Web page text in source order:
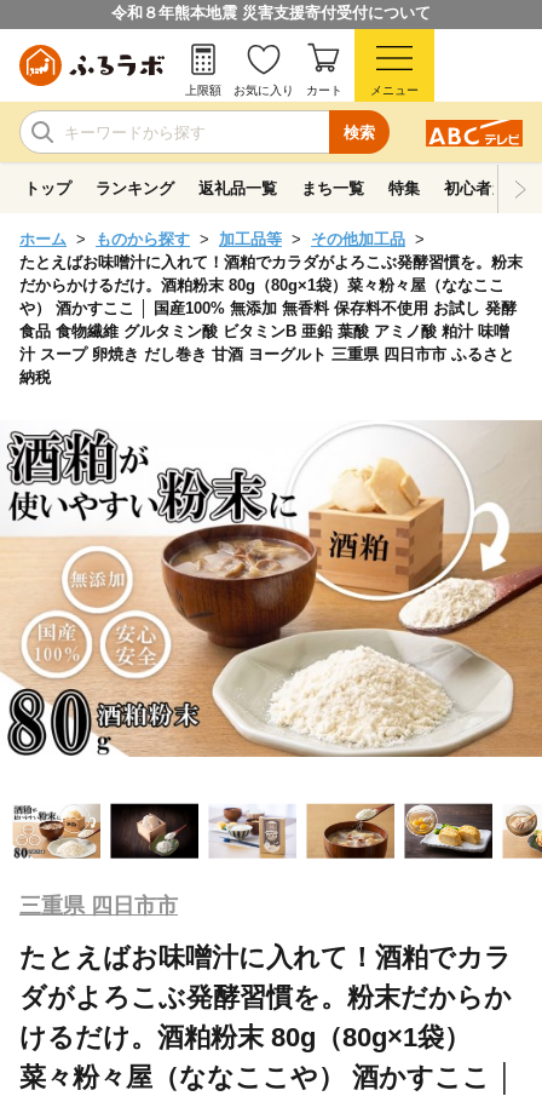
令和８年熊本地震 災害支援寄付受付について
検索
上限額 お気に入り カート メニュー
トップ ランキング 返礼品一覧 まち一覧 特集 初心者ガイド
ホーム ものから探す 加工品等
その他加工品
たとえばお味噌汁に入れて！酒粕でカラダがよろこぶ発酵習慣を。粉末
だからかけるだけ。酒粕粉末 80g（80g×1袋）菜々粉々屋（ななここ
や） 酒かすここ │ 国産100% 無添加 無香料 保存料不使用 お試し 発酵
食品 食物繊維 グルタミン酸 ビタミンB 亜鉛 葉酸 アミノ酸 粕汁 味噌
汁 スープ 卵焼き だし巻き 甘酒 ヨーグルト 三重県 四日市市 ふるさと
納税
三重県 四日市市
たとえばお味噌汁に入れて！酒粕でカラ
ダがよろこぶ発酵習慣を。粉末だからか
けるだけ。酒粕粉末 80g（80g×1袋）
菜々粉々屋（ななここや） 酒かすここ │